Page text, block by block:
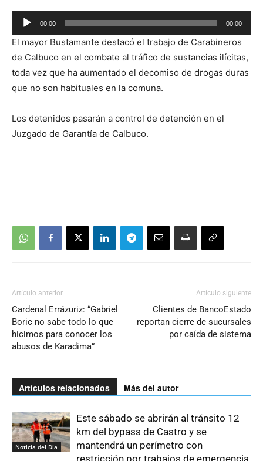
Reproductor
de
audio
00:00 00:00
El mayor Bustamante destacó el trabajo de Carabineros
de Calbuco en el combate al tráfico de sustancias ilícitas,
toda vez que ha aumentado el decomiso de drogas duras
que no son habituales en la comuna.
Los detenidos pasarán a control de detención en el
Juzgado de Garantía de Calbuco.
Artículo anterior
Cardenal Errázuriz: “Gabriel
Boric no sabe todo lo que
hicimos para conocer los
abusos de Karadima”
Artículo siguiente
Clientes de BancoEstado
reportan cierre de sucursales
por caída de sistema
Artículos relacionados Más del autor
Noticia del Día
Este sábado se abrirán al tránsito 12
km del bypass de Castro y se
mantendrá un perímetro con
restricción por trabajos de emergencia